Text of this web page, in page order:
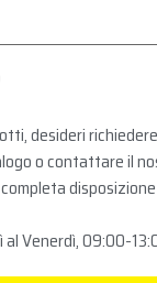
desideri
o contattare il
al Venerdì, 09:00-